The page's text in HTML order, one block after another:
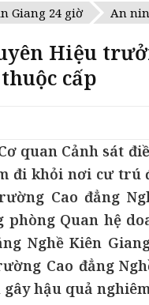
Giang 24 giờ An
Hiệu
cấp
quan Cảnh sát
đi khỏi nơi cư trú
Cao đẳng
phòng Quan hệ
Nghề Kiên
Cao đẳng
gây hậu quả